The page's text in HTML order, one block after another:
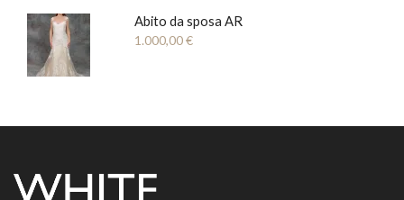
Abito da sposa AR
1.000,00€